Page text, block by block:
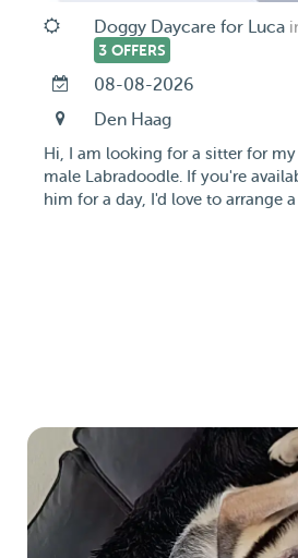
Doggy Daycare for Luca
3 OFFERS
08-08-2026
Den Haag
Hi, I am looking for a sitter for
male Labradoodle. If you're
him for a day, I'd love to arrange